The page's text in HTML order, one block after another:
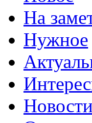
На
Нужное
Новости